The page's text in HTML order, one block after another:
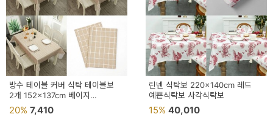
방수 테이블 커버 식탁 테이블보
2개 152x137cm 베이지
행사테이블보 테이블커버
20% 7,410
린넨 식탁보 220x140cm 레드
예쁜식탁보 사각식탁보
15% 40,010